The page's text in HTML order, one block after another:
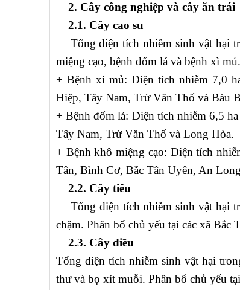
2. Cây công nghiệp và cây ăn trái
2.1. Cây cao su
Tổng diện tích nhiễm sinh vật hại
miệng cạo, bệnh đốm lá và bệnh xì mủ.
+ Bệnh xì mủ: Diện tích nhiễm 7,0
Hiệp, Tây Nam, Trừ Văn Thố và Bàu
+ Bệnh đốm lá: Diện tích nhiễm 6,5
Tây Nam, Trừ Văn Thố và Long Hòa.
+ Bệnh khô miệng cạo: Diện tích
Tân, Bình Cơ, Bắc Tân Uyên, An
2.2. Cây tiêu
Tổng diện tích nhiễm sinh vật hại
chậm. Phân bổ chủ yếu tại các xã
2.3. Cây điều
Tổng diện tích nhiễm sinh vật hại
thư và bọ xít muỗi. Phân bổ chủ yếu